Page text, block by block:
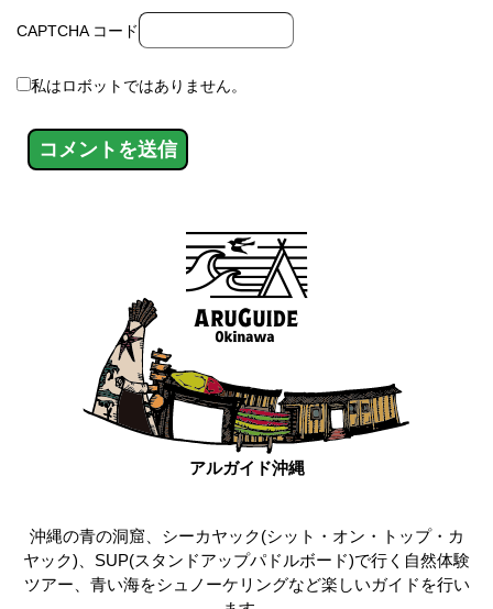
CAPTCHA コード
私はロボットではありません。
アルガイド沖縄
沖縄の青の洞窟、シーカヤック(シット・オン・トップ・カ
ヤック)、SUP(スタンドアップパドルボード)で行く自然体験
ツアー、青い海をシュノーケリングなど楽しいガイドを行い